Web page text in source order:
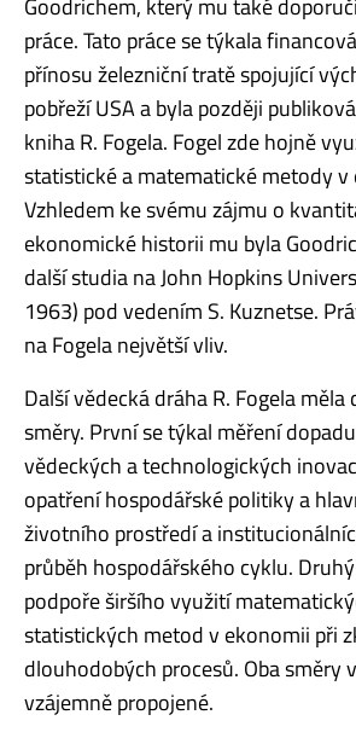
práce. Tato práce se týkala
přínosu železniční tratě spojující
pobřeží USA a byla později
kniha R. Fogela. Fogel zde hojně
statistické a matematické metody v
Vzhledem ke svému zájmu o
ekonomické historii mu byla
další studia na John Hopkins
1963) pod vedením S. Kuznetse.
na Fogela největší vliv.
Další vědecká dráha R. Fogela
směry. První se týkal měření
vědeckých a technologických
opatření hospodářské politiky a
životního prostředí a
průběh hospodářského cyklu.
podpoře širšího využití
statistických metod v ekonomii při
dlouhodobých procesů. Oba směry
vzájemně propojené.